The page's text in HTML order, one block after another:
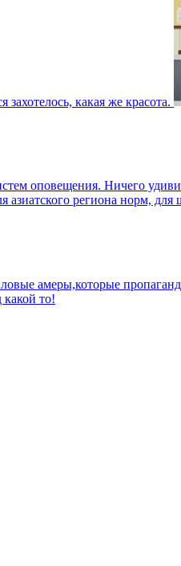
захотелось, какая же красота.
оповещения. Ничего
региона норм, для
амеры,которые
какой то!